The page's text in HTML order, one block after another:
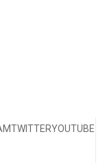
TWITTERYOUTUBE